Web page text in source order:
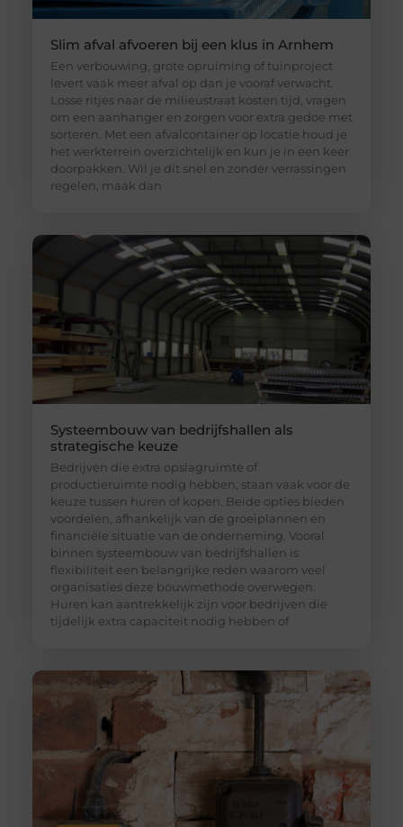
Slim afval afvoeren bij een klus in Arnhem
Een verbouwing, grote opruiming of tuinproject
levert vaak meer afval op dan je vooraf verwacht.
Losse ritjes naar de milieustraat kosten tijd, vragen
om een aanhanger en zorgen voor extra gedoe met
sorteren. Met een afvalcontainer op locatie houd je
het werkterrein overzichtelijk en kun je in een keer
doorpakken. Wil je dit snel en zonder verrassingen
regelen, maak dan
Systeembouw van bedrijfshallen als
strategische keuze
Bedrijven die extra opslagruimte of
productieruimte nodig hebben, staan vaak voor de
keuze tussen huren of kopen. Beide opties bieden
voordelen, afhankelijk van de groeiplannen en
financiële situatie van de onderneming. Vooral
binnen systeembouw van bedrijfshallen is
flexibiliteit een belangrijke reden waarom veel
organisaties deze bouwmethode overwegen.
Huren kan aantrekkelijk zijn voor bedrijven die
tijdelijk extra capaciteit nodig hebben of